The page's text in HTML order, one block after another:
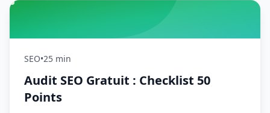
SEO•25 min
Audit SEO Gratuit : Checklist 50
Points